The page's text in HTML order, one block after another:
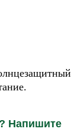
Напишите